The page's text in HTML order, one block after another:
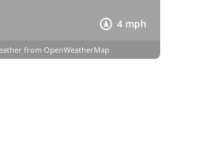
4 mph
from OpenWeatherMap